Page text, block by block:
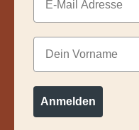
Dein Vorname
Anmelden